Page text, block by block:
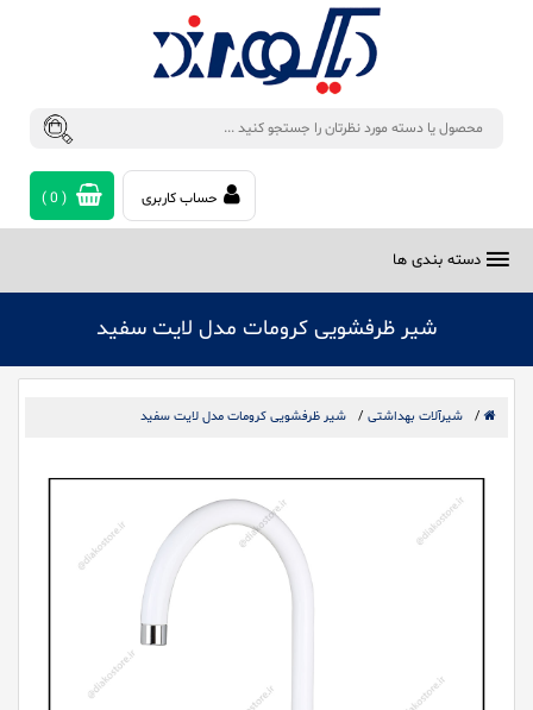
حساب کاربری (
0
)
دسته بندی ها
شیر ظرفشویی کرومات مدل لایت سفید
/ شیرآلات بهداشتی / شیر ظرفشویی کرومات مدل لایت سفید